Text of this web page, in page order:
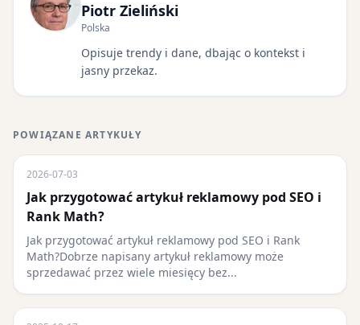
Piotr Zieliński
Polska
Opisuje trendy i dane, dbając o kontekst i
jasny przekaz.
POWIĄZANE ARTYKUŁY
2026-07-03
Jak przygotować artykuł reklamowy pod SEO i
Rank Math?
Jak przygotować artykuł reklamowy pod SEO i Rank
Math?Dobrze napisany artykuł reklamowy może
sprzedawać przez wiele miesięcy bez...